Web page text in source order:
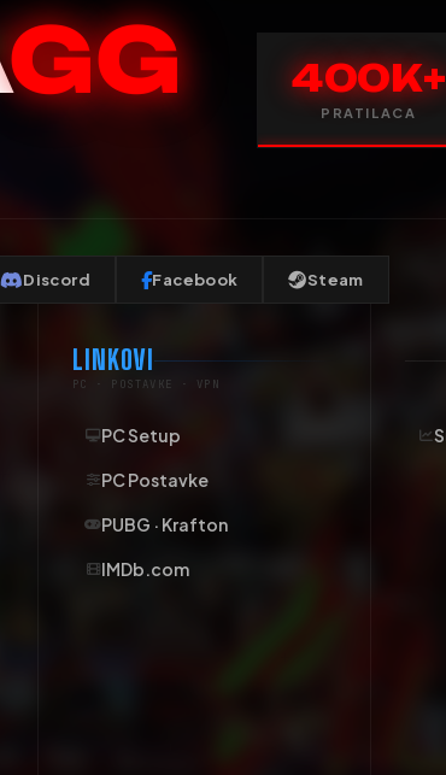
GG 400K+
PRATILACA
Discord Facebook Steam
LINKOVI
PC · POSTAVKE · VPN
PC Setup
PC Postavke
PUBG · Krafton
IMDb.com